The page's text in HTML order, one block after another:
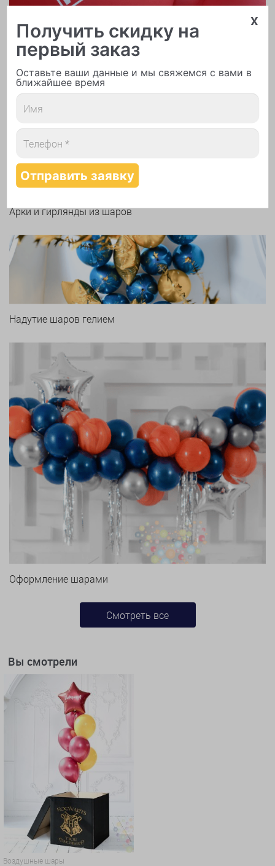
Печать логотипа
Арки и гирлянды из шаров
Надутие шаров гелием
Оформление шарами
Смотреть все
Вы смотрели
Воздушные шары
x
Получить скидку на
первый заказ
Оставьте ваши данные и мы свяжемся с вами в
ближайшее время